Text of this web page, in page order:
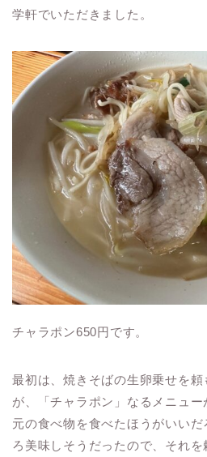
学軒でいただきました。
チャラポン650円です。
最初は、焼きそばの生卵乗せを
が、「チャラポン」なるメニュ
元の食べ物を食べたほうがいい
ろ美味しそうだったので、それを